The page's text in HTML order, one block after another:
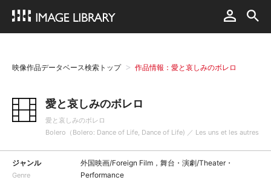
映像作品データベース検索トップ 作品情報：愛と哀しみのボレロ
愛と哀しみのボレロ
愛と哀しみのボレロ
Bolero（Bolero: Dance of Life, Dance of Life) ／ Les uns et les autres
ジャンル
Genre
外国映画/Foreign Film，舞台・演劇/Theater・
Performance